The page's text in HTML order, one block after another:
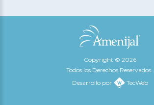
Copyright © 2026
Todos los Derechos Reservados..
Desarrollo por
TecWeb